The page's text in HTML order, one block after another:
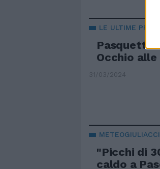
LE ULTIME
Pasquetta
Occhio
31/03/2024
METEOGIULIACCI
"Picchi di
caldo a